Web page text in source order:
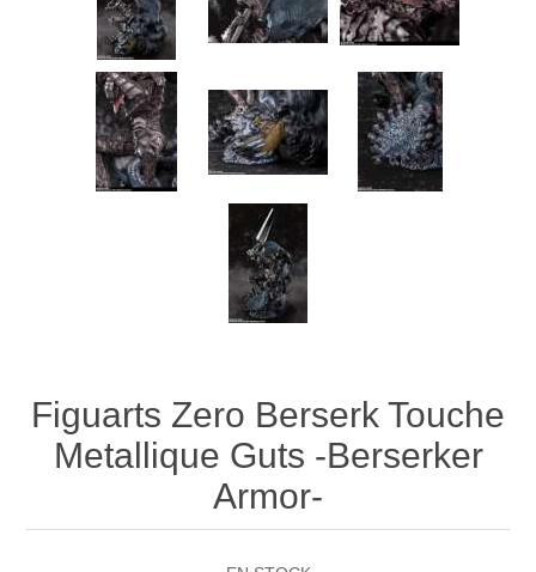
Figuarts Zero Berserk Touche
Metallique Guts -Berserker
Armor-